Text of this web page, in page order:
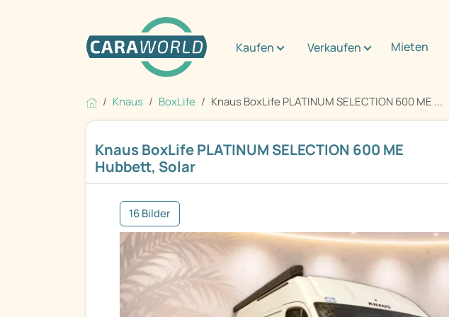
Kaufen Verkaufen Mieten
Knaus BoxLife Knaus BoxLife PLATINUM SELECTION 600 ME ...
Knaus BoxLife PLATINUM SELECTION 600 ME
Hubbett, Solar
16 Bilder